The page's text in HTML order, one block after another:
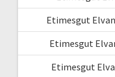
Etimesgut
Etimesgut
Etimesgut